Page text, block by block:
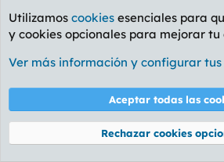
Foro Rapiñas
Cookies
PL OLDSTYLE AMARILLO
Términos y reglas Política
Community platform by XenForo® © 2010-2026
Utilizamos cookies esenciales para
y cookies opcionales para mejorar tu
Ver más información y configurar
Aceptar todas las
Rechazar cookies